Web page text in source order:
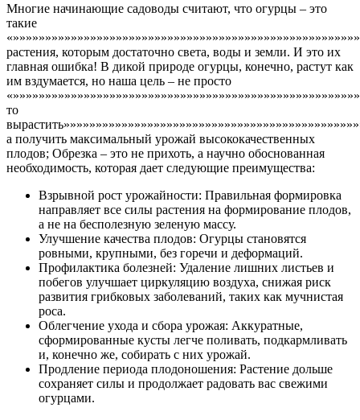
Многие начинающие садоводы считают, что огурцы – это
такие
растения, которым достаточно света, воды и земли. И это их
главная ошибка! В дикой природе огурцы, конечно, растут как
им вздумается, но наша цель – не просто
то
а получить максимальный урожай высококачественных
плодов; Обрезка – это не прихоть, а научно обоснованная
необходимость, которая дает следующие преимущества:
Взрывной рост урожайности: Правильная формировка
направляет все силы растения на формирование плодов,
а не на бесполезную зеленую массу.
Улучшение качества плодов: Огурцы становятся
ровными, крупными, без горечи и деформаций.
Профилактика болезней: Удаление лишних листьев и
побегов улучшает циркуляцию воздуха, снижая риск
развития грибковых заболеваний, таких как мучнистая
роса.
Облегчение ухода и сбора урожая: Аккуратные,
сформированные кусты легче поливать, подкармливать
и, конечно же, собирать с них урожай.
Продление периода плодоношения: Растение дольше
сохраняет силы и продолжает радовать вас свежими
огурцами.